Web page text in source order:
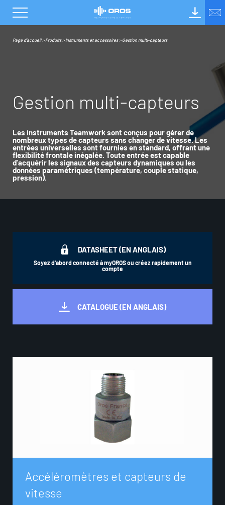
Page d’accueil>Produits>Instruments et accessoires>Gestion multi-capteurs
Gestion multi-capteurs
Les instruments Teamwork sont conçus pour gérer de
nombreux types de capteurs sans changer de vitesse. Les
entrées universelles sont fournies en standard, offrant une
flexibilité frontale inégalée. Toute entrée est capable
d'acquérir les signaux des capteurs dynamiques ou les
données paramétriques (température, couple statique,
pression).
DATASHEET (EN ANGLAIS)
Soyez d'abord connecté à myOROS ou créez rapidement un
compte
CATALOGUE (EN ANGLAIS)
Accéléromètres et capteurs de
vitesse